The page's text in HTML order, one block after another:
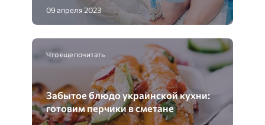
09 апреля 2023
Что еще почитать
Забытое блюдо украинской кухни:
готовим перчики в сметане